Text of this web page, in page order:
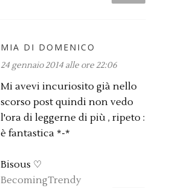
MIA DI DOMENICO
24 gennaio 2014 alle ore 22:06
Mi avevi incuriosito già nello
scorso post quindi non vedo
l'ora di leggerne di più , ripeto :
è fantastica *-*
Bisous ♡
BecomingTrendy